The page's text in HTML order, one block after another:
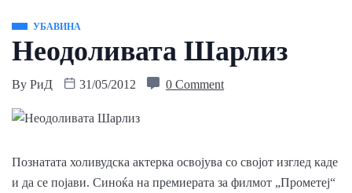
УБАВИНА
Неодоливата Шарлиз
By РиД 31/05/2012 0 Comment
Познатата холивудска актерка освојува со својот изглед каде
и да се појави. Синоќа на премиерата за филмот „Прометеј“